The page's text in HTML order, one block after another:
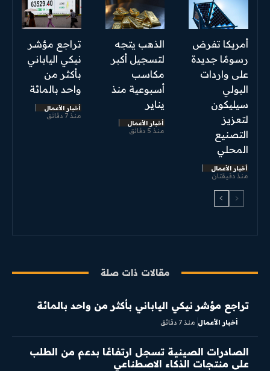
أمريكا تفرض
رسومًا جديدة
على واردات
البولي
سيليكون
لتعزيز
التصنيع
المحلي
أخبار الأعمال
منذ دقيقتان
الذهب يتجه
لتسجيل أكبر
مكاسب
أسبوعية منذ
يناير
أخبار الأعمال
منذ 5 دقائق
تراجع مؤشر
نيكي الياباني
بأكثر من
واحد بالمائة
أخبار الأعمال
منذ 7 دقائق
مقالات ذات صلة
تراجع مؤشر نيكي الياباني بأكثر من واحد بالمائة
أخبار الأعمال منذ 7 دقائق
الصادرات الصينية تسجل ارتفاعًا بدعم من الطلب
على منتجات الذكاء الاصطناعي